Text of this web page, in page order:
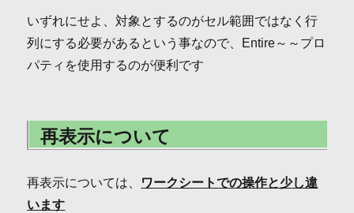
いずれにせよ、対象とするのがセル範囲ではなく行
列にする必要があるという事なので、Entire～～プロ
パティを使用するのが便利です
再表示について
再表示については、 ワークシートでの操作と少し違
います